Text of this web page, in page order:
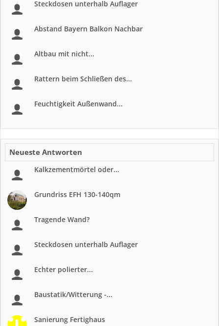
Steckdosen unterhalb Auflager
Abstand Bayern Balkon Nachbar
Altbau mit nicht...
Rattern beim Schließen des...
Feuchtigkeit Außenwand...
Neueste Antworten
Kalkzementmörtel oder...
Grundriss EFH 130-140qm
Tragende Wand?
Steckdosen unterhalb Auflager
Echter polierter...
Baustatik/Witterung -...
Sanierung Fertighaus